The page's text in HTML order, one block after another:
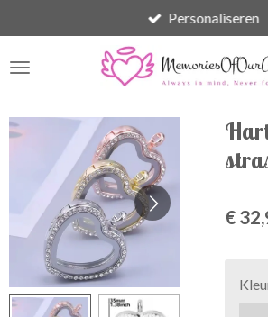
direct
naar
Personaliseren
€